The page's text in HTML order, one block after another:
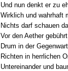
Und nun denkt er zu
Wirklich und wahrhaft
Nichts darf schauen
Vor den Aether
Drum in der
Richten in herrlichen
Untereinander und